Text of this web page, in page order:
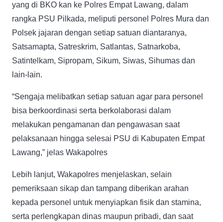
yang di BKO kan ke Polres Empat Lawang, dalam
rangka PSU Pilkada, meliputi personel Polres Mura dan
Polsek jajaran dengan setiap satuan diantaranya,
Satsamapta, Satreskrim, Satlantas, Satnarkoba,
Satintelkam, Sipropam, Sikum, Siwas, Sihumas dan
lain-lain.
“Sengaja melibatkan setiap satuan agar para personel
bisa berkoordinasi serta berkolaborasi dalam
melakukan pengamanan dan pengawasan saat
pelaksanaan hingga selesai PSU di Kabupaten Empat
Lawang,” jelas Wakapolres
Lebih lanjut, Wakapolres menjelaskan, selain
pemeriksaan sikap dan tampang diberikan arahan
kepada personel untuk menyiapkan fisik dan stamina,
serta perlengkapan dinas maupun pribadi, dan saat